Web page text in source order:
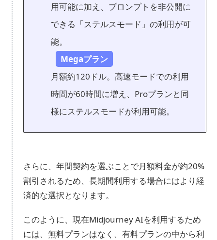
用可能に加え、プロンプトを非公開に
できる「ステルスモード」の利用が可
能。
Megaプラン
月額約120ドル。高速モードでの利用
時間が60時間に増え、Proプランと同
様にステルスモードが利用可能。
さらに、年間契約を選ぶことで月額料金が約20%
割引されるため、長期間利用する場合にはより経
済的な選択となります。
このように、現在Midjourney AIを利用するため
には、無料プランはなく、有料プランの中から利